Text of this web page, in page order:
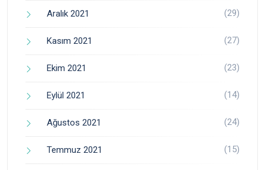
Aralık 2021 (29)
Kasım 2021 (27)
Ekim 2021 (23)
Eylül 2021 (14)
Ağustos 2021 (24)
Temmuz 2021 (15)